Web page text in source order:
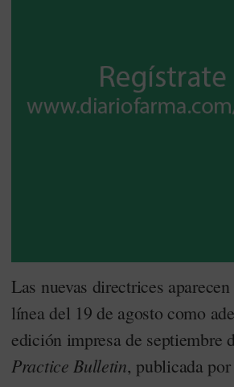
Las nuevas directrices
línea del 19 de agosto como
edición impresa de septiembre
Practice Bulletin, publicada